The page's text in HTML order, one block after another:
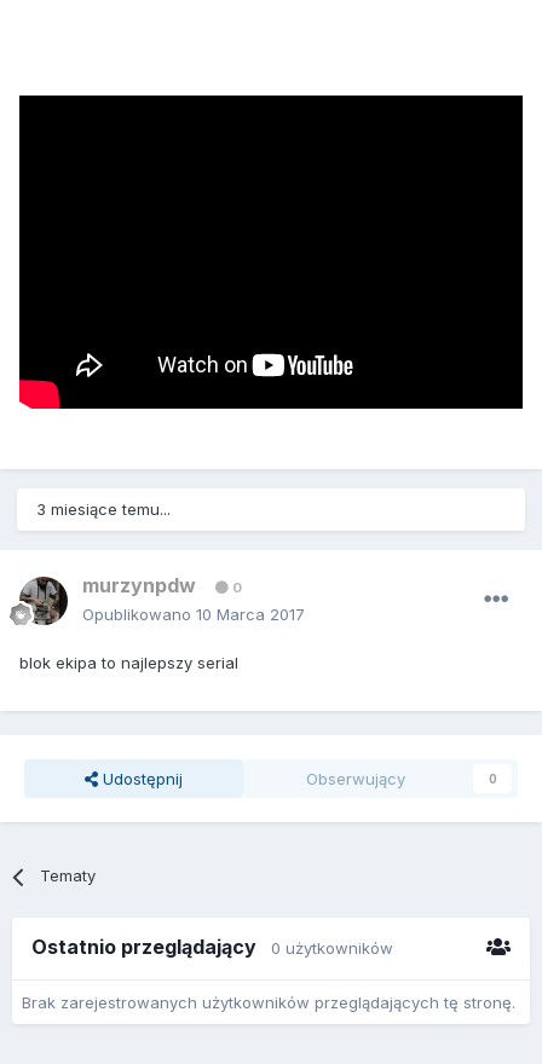
3 miesiące temu...
murzynpdw 0
Opublikowano 10 Marca 2017
blok ekipa to najlepszy serial
Udostępnij Obserwujący 0
Tematy
Ostatnio przeglądający 0 użytkowników
Brak zarejestrowanych użytkowników przeglądających tę stronę.